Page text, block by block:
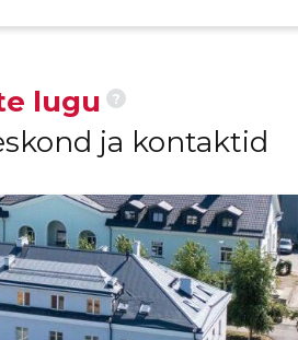
lugu ?
ja kontaktid